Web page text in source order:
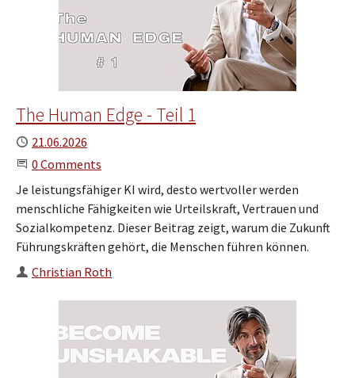
The Human Edge - Teil 1
Published
21.06.2026
Start the Conversation
0 Comments
Je leistungsfähiger KI wird, desto wertvoller werden
menschliche Fähigkeiten wie Urteilskraft, Vertrauen und
Sozialkompetenz. Dieser Beitrag zeigt, warum die Zukunft
Führungskräften gehört, die Menschen führen können.
Author
Christian Roth